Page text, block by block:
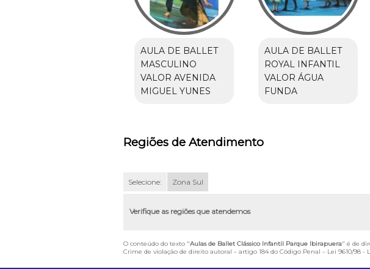
AULA DE BALLET
MASCULINO
VALOR AVENIDA
MIGUEL YUNES
AULA DE BALLET
ROYAL INFANTIL
VALOR ÁGUA
FUNDA
Regiões de Atendimento
Selecione: Zona Sul
Verifique as regiões que atendemos
O conteúdo do texto "Aulas de Ballet Clássico Infantil Parque Ibirapuera" é de
Crime de violação de direito autoral – artigo 184 do Código Penal – Lei 9610/98 -